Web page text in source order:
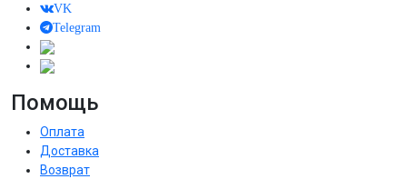
VK
Telegram
Помощь
Оплата
Доставка
Возврат